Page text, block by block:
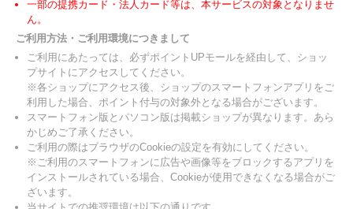
一部の提携カード・法人カード等は、本サービスの対象となりませ
ん。
ご利用方法・ご利用環境につきまして
ご利用にあたっては、必ずポイントUPモールを経由して、ショッ
プサイトにアクセスしてください。
※各ショップにアクセス後、ショップのスマートフォンアプリをご
利用した場合、ポイント付与の対象外となる場合がございます。
スマートフォン版とパソコン版は掲載ショップが異なります。あら
かじめご了承ください。
ご利用の際はブラウザのCookieの設定を有効にしてください。
※ご利用のスマートフォンに広告や画像等をブロックするアプリを
インストールされている場合、Cookieが使用できなくなる場合がご
ざいます。